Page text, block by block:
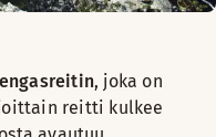
, joka on
reitti kulkee